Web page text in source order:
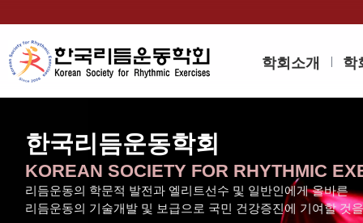
학회소개 학
한국리듬운동학회
KOREAN SOCIETY FOR RHYTHMIC
리듬운동의 학문적 발전과 엘리트선수 및 일반인에게 올바른
리듬운동의 기술개발 및 보급으로 국민 건강증진에 기여할 것